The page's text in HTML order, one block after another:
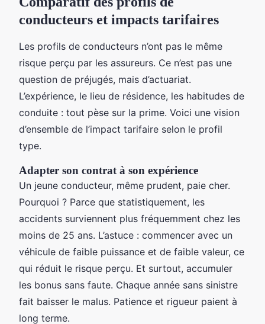
conducteurs et impacts tarifaires
Les profils de conducteurs n’ont pas le même
risque perçu par les assureurs. Ce n’est pas une
question de préjugés, mais d’actuariat.
L’expérience, le lieu de résidence, les habitudes de
conduite : tout pèse sur la prime. Voici une vision
d’ensemble de l’impact tarifaire selon le profil
type.
Adapter son contrat à son expérience
Un jeune conducteur, même prudent, paie cher.
Pourquoi ? Parce que statistiquement, les
accidents surviennent plus fréquemment chez les
moins de 25 ans. L’astuce : commencer avec un
véhicule de faible puissance et de faible valeur, ce
qui réduit le risque perçu. Et surtout, accumuler
les bonus sans faute. Chaque année sans sinistre
fait baisser le malus. Patience et rigueur paient à
long terme.